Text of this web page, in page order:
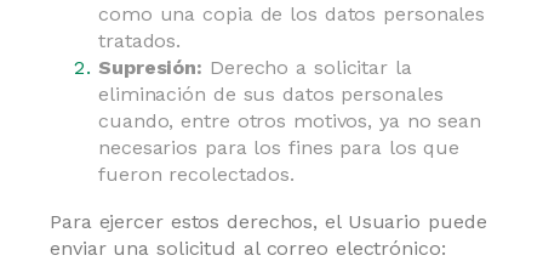
como una copia de los datos personales
tratados.
Supresión: Derecho a solicitar la
eliminación de sus datos personales
cuando, entre otros motivos, ya no sean
necesarios para los fines para los que
fueron recolectados.
Para ejercer estos derechos, el Usuario puede
enviar una solicitud al correo electrónico: